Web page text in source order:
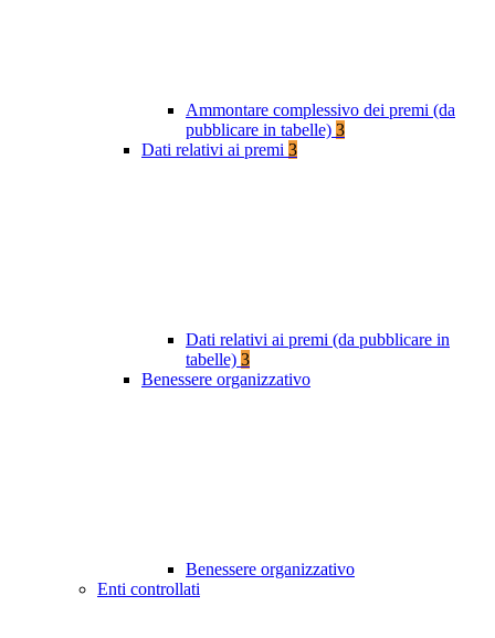
Ammontare complessivo dei premi (da
pubblicare in tabelle) 3
Dati relativi ai premi 3
Dati relativi ai premi (da pubblicare in
tabelle) 3
Benessere organizzativo
Benessere organizzativo
Enti controllati